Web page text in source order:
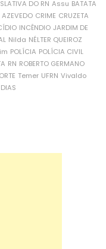
DO RN Assu BATATA
AZEVEDO CRIME CRUZETA
INCÊNDIO JARDIM DE
Nilda NÉLTER QUEIROZ
POLÍCIA POLÍCIA CIVIL
RN ROBERTO GERMANO
Temer UFRN Vivaldo